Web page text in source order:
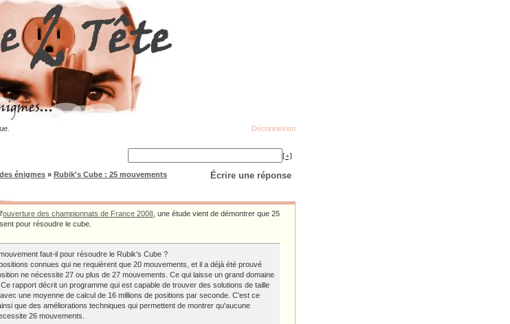
Déconnexion
[+]
Écrire une réponse
énigmes » Rubik's Cube : 25 mouvements
ouverture des championnats de France 2008 , une étude vient de démontrer que 25
pour résoudre le cube.
faut-il pour résoudre le Rubik's Cube ?
connues qui ne requièrent que 20 mouvements, et il a déjà été prouvé
ne nécessite 27 ou plus de 27 mouvements. Ce qui laisse un grand domaine
rapport décrit un programme qui est capable de trouver des solutions de taille
une moyenne de calcul de 16 millions de positions par seconde. C'est ce
que des améliorations techniques qui permettent de montrer qu'aucune
26 mouvements.